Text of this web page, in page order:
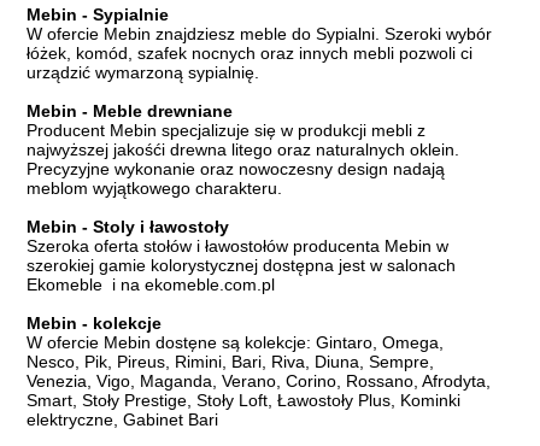
Mebin - Sypialnie
W ofercie Mebin znajdziesz meble do Sypialni. Szeroki wybór
łóżek, komód, szafek nocnych oraz innych mebli pozwoli ci
urządzić wymarzoną sypialnię.
Mebin - Meble drewniane
Producent Mebin specjalizuje się w produkcji mebli z
najwyższej jakośći drewna litego oraz naturalnych oklein.
Precyzyjne wykonanie oraz nowoczesny design nadają
meblom wyjątkowego charakteru.
Mebin - Stoly i ławostoły
Szeroka oferta stołów i ławostołów producenta Mebin w
szerokiej gamie kolorystycznej dostępna jest w salonach
Ekomeble i na ekomeble.com.pl
Mebin - kolekcje
W ofercie Mebin dostęne są kolekcje: Gintaro, Omega,
Nesco, Pik, Pireus, Rimini, Bari, Riva, Diuna, Sempre,
Venezia, Vigo, Maganda, Verano, Corino, Rossano, Afrodyta,
Smart, Stoły Prestige, Stoły Loft, Ławostoły Plus, Kominki
elektryczne, Gabinet Bari